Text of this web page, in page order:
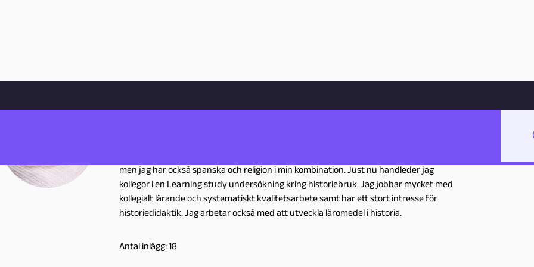
Hoppa till innehåll
men jag har också spanska och religion i min kombination. Just nu handleder jag
kollegor i en Learning study undersökning kring historiebruk. Jag jobbar mycket med
kollegialt lärande och systematiskt kvalitetsarbete samt har ett stort intresse för
historiedidaktik. Jag arbetar också med att utveckla läromedel i historia.
Antal inlägg: 18